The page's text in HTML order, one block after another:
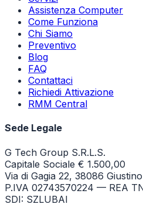
Assistenza Computer
Come Funziona
Chi Siamo
Preventivo
Blog
FAQ
Contattaci
Richiedi Attivazione
RMM Central
Sede Legale
G Tech Group S.R.L.S.
Capitale Sociale € 1.500,00
Via di Gagia 22, 38086
P.IVA 02743570224 — REA
SDI: SZLUBAI